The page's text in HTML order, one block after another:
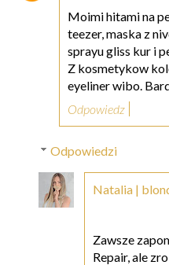
Moimi hitami na
teezer, maska z
sprayu gliss kur i
Z kosmetykow
eyeliner wibo.
Odpowiedz
Odpowiedzi
Natalia |
Zawsze
Repair, ale